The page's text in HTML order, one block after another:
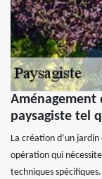
paysagiste tel
La création d’un
opération qui
techniques